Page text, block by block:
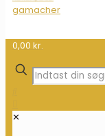
0,00 kr.
✕